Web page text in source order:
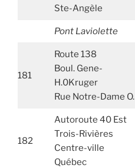
Ste-Angèle
Pont Laviolette
181
Route 138
Boul. Gene-
H.0Kruger
Rue Notre-Dame O.
182
Autoroute 40 Est
Trois-Rivières
Centre-ville
Québec